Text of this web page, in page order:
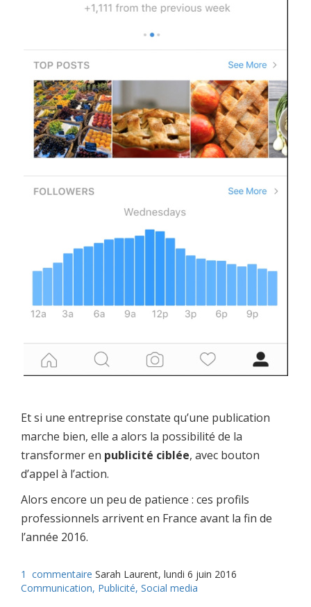
Et si une entreprise constate qu’une publication
marche bien, elle a alors la possibilité de la
transformer en publicité ciblée, avec bouton
d’appel à l’action.
Alors encore un peu de patience : ces profils
professionnels arrivent en France avant la fin de
l’année 2016.
1 commentaire Sarah Laurent, lundi 6 juin 2016
Communication, Publicité, Social media